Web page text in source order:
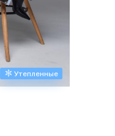
Утепленные